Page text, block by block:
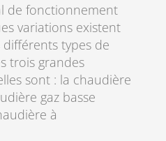
de fonctionnement
variations existent
types de
trois grandes
sont : la chaudière
gaz basse
à